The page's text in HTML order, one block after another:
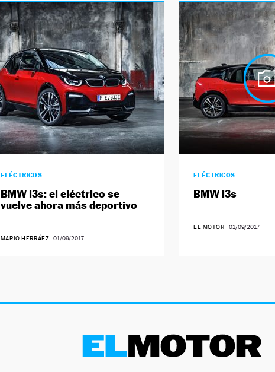
ELÉCTRICOS
BMW i3s: el eléctrico se
vuelve ahora más deportivo
MARIO HERRÁEZ |01/09/2017
ELÉCTRICOS
BMW i3s
EL MOTOR | 01/09/2017